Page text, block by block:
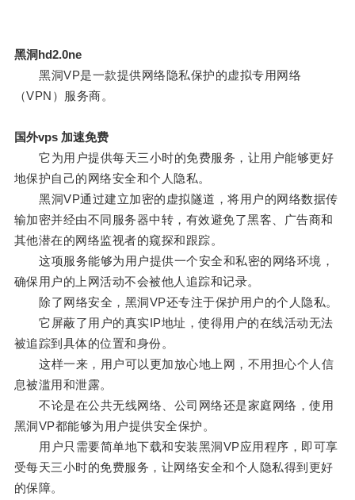
黑洞hd2.0ne
黑洞VP是一款提供网络隐私保护的虚拟专用网络
（VPN）服务商。
国外vps 加速免费
它为用户提供每天三小时的免费服务，让用户能够更好
地保护自己的网络安全和个人隐私。
黑洞VP通过建立加密的虚拟隧道，将用户的网络数据传
输加密并经由不同服务器中转，有效避免了黑客、广告商和
其他潜在的网络监视者的窥探和跟踪。
这项服务能够为用户提供一个安全和私密的网络环境，
确保用户的上网活动不会被他人追踪和记录。
除了网络安全，黑洞VP还专注于保护用户的个人隐私。
它屏蔽了用户的真实IP地址，使得用户的在线活动无法
被追踪到具体的位置和身份。
这样一来，用户可以更加放心地上网，不用担心个人信
息被滥用和泄露。
不论是在公共无线网络、公司网络还是家庭网络，使用
黑洞VP都能够为用户提供安全保护。
用户只需要简单地下载和安装黑洞VP应用程序，即可享
受每天三小时的免费服务，让网络安全和个人隐私得到更好
的保障。